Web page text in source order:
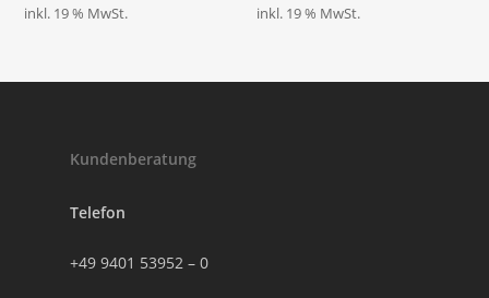
inkl. 19 % MwSt. inkl. 19 % MwSt.
Kundenberatung
Telefon
+49 9401 53952 – 0